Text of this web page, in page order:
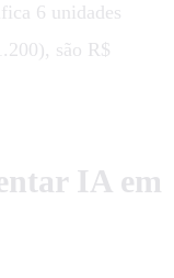
6 unidades
são R$
IA em